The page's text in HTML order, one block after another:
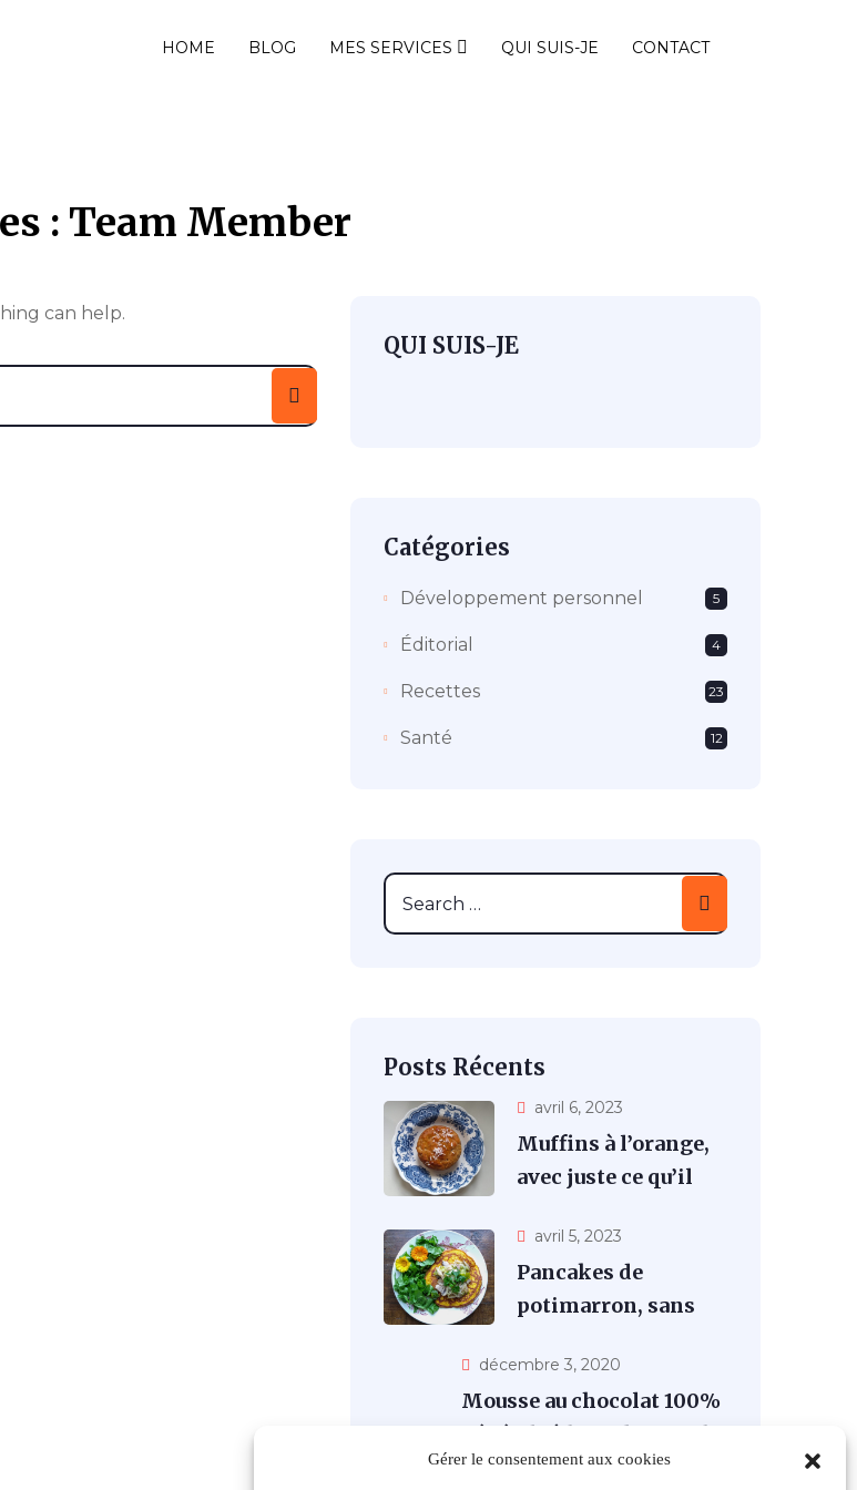
Gérer le consentement aux cookies
HOME BLOG MES SERVICES QUI SUIS-JE CONTACT
: Team Member
can help.
QUI SUIS-JE
Catégories
Développement personnel 5
Éditorial 4
Recettes 23
Santé 12
Posts Récents
avril 6, 2023
Muffins à l’orange,
avec juste ce qu’il
avril 5, 2023
Pancakes de
potimarron, sans
décembre 3, 2020
Mousse au chocolat 100%
végétale à base d’aquafaba